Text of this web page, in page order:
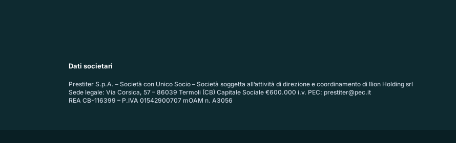
Dati societari
Prestiter S.p.A. – Società con Unico Socio – Società soggetta all’attività di direzione e coordinamento di Ilion Holding srl
Sede legale: Via Corsica, 57 – 86039 Termoli (CB) Capitale Sociale €600.000 i.v. PEC:prestiter@pec.it
REA CB-116399 – P.IVA 01542900707 mOAM n. A3056